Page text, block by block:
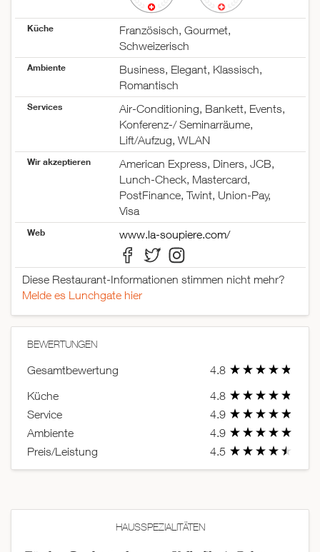
Küche
Französisch, Gourmet,
Schweizerisch
Ambiente
Business, Elegant, Klassisch,
Romantisch
Services
Air-Conditioning, Bankett, Events,
Konferenz-/ Seminarräume,
Lift/Aufzug, WLAN
Wir akzeptieren
American Express, Diners, JCB,
Lunch-Check, Mastercard,
PostFinance, Twint, Union-Pay,
Visa
Web www.la-soupiere.com/
Diese Restaurant-Informationen stimmen nicht mehr?
Melde es Lunchgate hier
BEWERTUNGEN
Gesamtbewertung
4.8
Küche
4.8
Service
4.9
Ambiente
4.9
Preis/Leistung
4.5
HAUSSPEZIALITÄTEN